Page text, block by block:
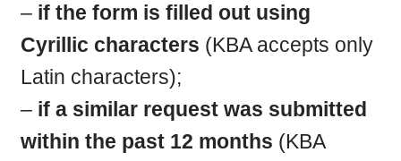
– if the form is filled out using
Cyrillic characters (KBA accepts only
Latin characters);
– if a similar request was submitted
within the past 12 months (KBA